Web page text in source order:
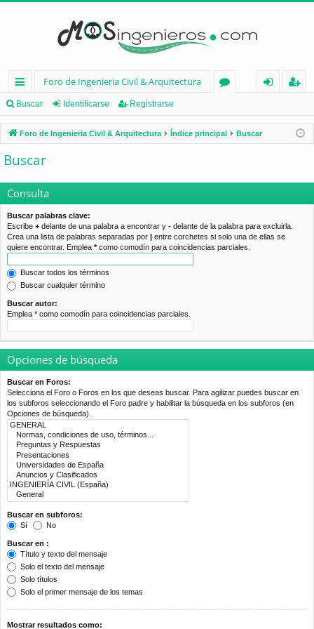
nl
ac
es
rá
pi
d
os
Foro de Ingenieria Civil & Arquitectura
os
nt
ifi
ist
ra
Buscar Identificarse Registrarse
Foro de Ingenieria Civil & Arquitectura Índice principal Buscar
Buscar
Consulta
Buscar palabras clave:
Escribe + delante de una palabra a encontrar y - delante de la palabra para excluirla.
Crea una lista de palabras separadas por | entre corchetes si solo una de ellas se
quiere encontrar. Emplea *como comodín para coincidencias parciales.
Buscar todos los términos
Buscar cualquier término
Buscar autor:
Emplea * como comodín para coincidencias parciales.
Opciones de búsqueda
Buscar en Foros:
Selecciona el Foro o Foros en los que deseas buscar. Para agilizar puedes buscar en
los subforos seleccionando el Foro padre y habilitar la búsqueda en los subforos (en
Opciones de búsqueda).
Buscar en subforos:
Sí
No
Buscar en :
Título y texto del mensaje
Solo el texto del mensaje
Solo títulos
Solo el primer mensaje de los temas
Mostrar resultados como: